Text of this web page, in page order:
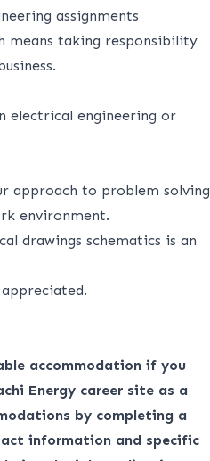
assignments
means taking responsibility
electrical engineering or
approach to problem solving
environment.
drawings schematics is an
accommodation if you
Energy career site as a
by completing a
information and specific